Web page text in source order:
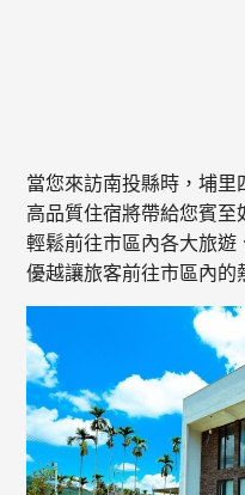
當您來訪南投縣時，埔
高品質住宿將帶給您賓
輕鬆前往市區內各大旅遊
優越讓旅客前往市區內的